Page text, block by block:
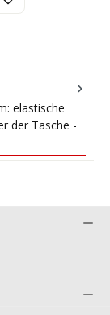
elastische
der Tasche -